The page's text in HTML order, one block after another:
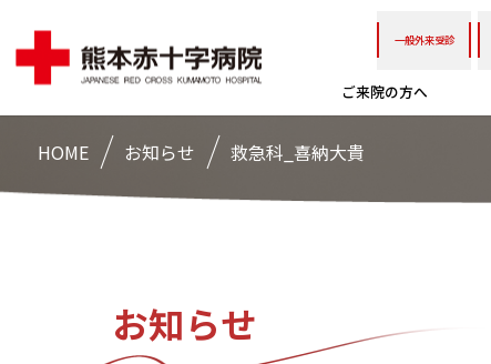
一般外来受診
ご来院の方へ
HOME お知らせ 救急科_喜納大貴
お知らせ